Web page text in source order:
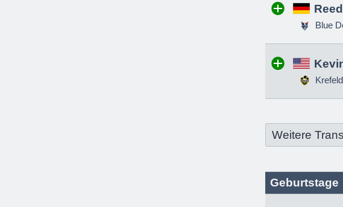
Blue
Weitere
Geburtstage